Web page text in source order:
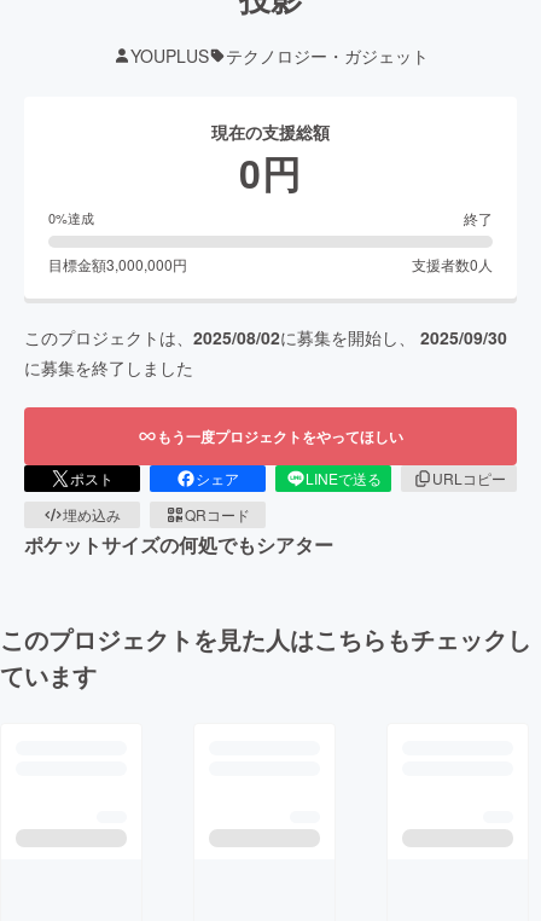
YOUPLUS テクノロジー・ガジェット
現在の支援総額
0円
0%達成 終了
目標金額3,000,000円 支援者数0 人
このプロジェクトは、 2025/08/02に募集を開始し、 2025/09/30
に募集を終了しました
もう一度プロジェクトをやってほしい
ポスト シェア LINEで送る
URLコピー
埋め込み
QRコード
ポケットサイズの何処でもシアター
このプロジェクトを見た人はこちらもチェックし
ています